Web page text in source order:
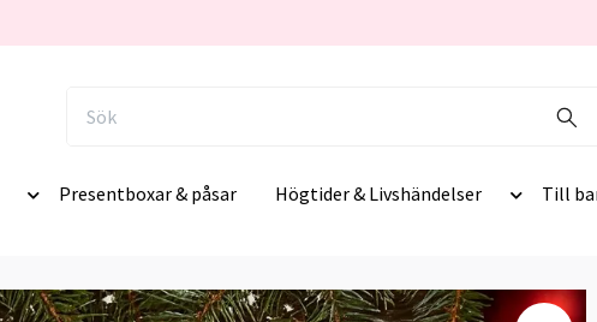
Presentboxar & påsar Högtider & Livshändelser Till